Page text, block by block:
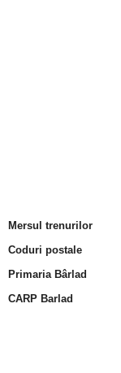
Mersul trenurilor
Coduri postale
Primaria Bârlad
CARP Barlad